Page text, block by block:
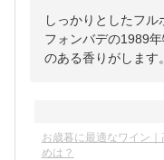
しっかりとしたフ
フォンバデの1989
のある香りがします。
お歳暮に最適なワイン
めは？